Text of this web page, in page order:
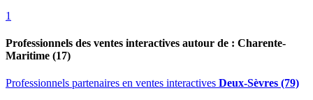
1
Professionnels des ventes interactives autour de : Charente-
Maritime (17)
Professionnels partenaires en ventes interactives Deux-Sèvres (79)